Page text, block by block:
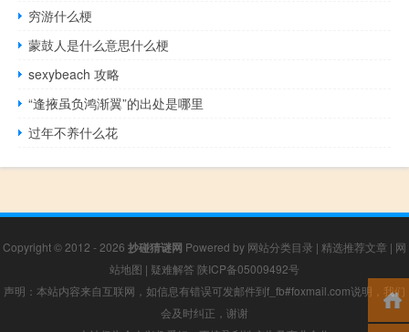
穷游什么梗
蒙鼓人是什么意思什么梗
sexybeach 攻略
“逢掖虽负鸿渐翼”的出处是哪里
过年不养什么花
Copyright © 2012 - 2026 抄碰猜谜网 Powered by 网站分类目录 | 精选推荐文章 | 网
站地图 | 疑难解答 陕ICP备05009492号
声明：本站内容来自互联网，如信息有错误可发邮件到f_fb#foxmail.com说明，我们
会及时纠正，谢谢